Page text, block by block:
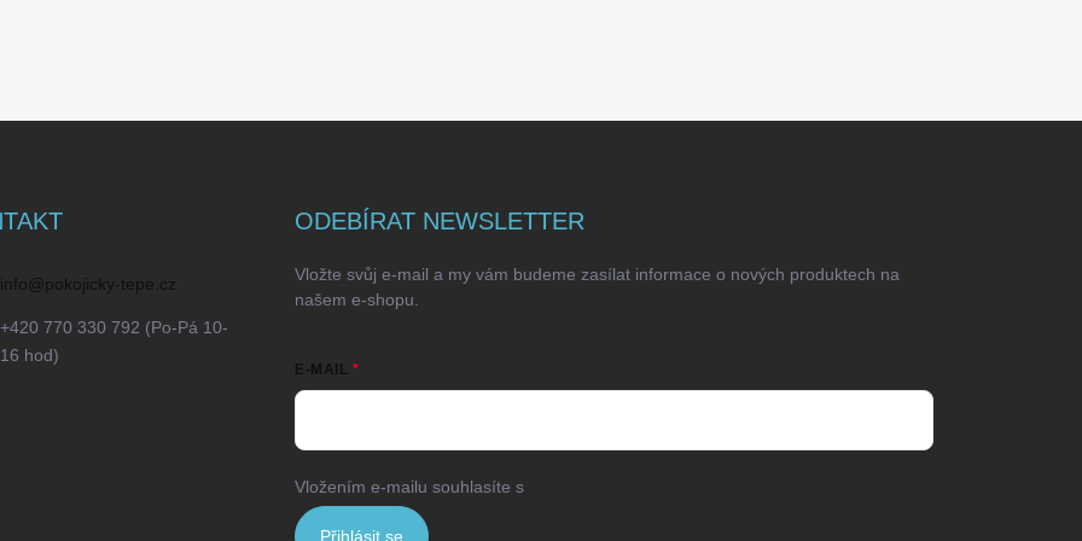
info@pokojicky-tepe.cz
+420 770 330 792 (Po-Pá 10-
16 hod)
ODEBÍRAT NEWSLETTER
Vložte svůj e-mail a my vám budeme zasílat informace o nových produktech na
našem e-shopu.
E-MAIL
Vložením e-mailu souhlasíte s
Přihlásit se